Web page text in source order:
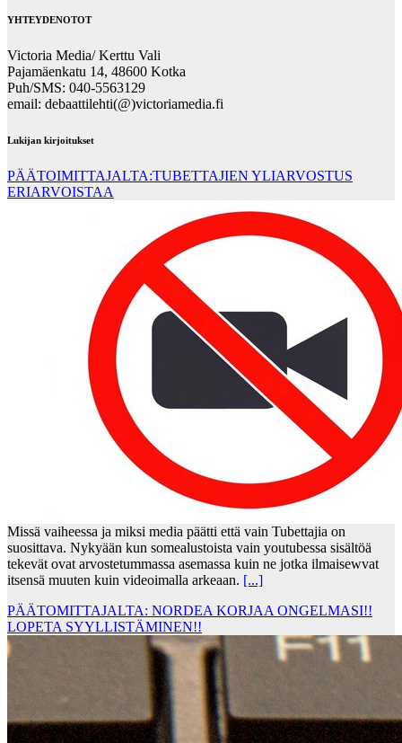
YHTEYDENOTOT
Victoria Media/ Kerttu Vali
Pajamäenkatu 14, 48600 Kotka
Puh/SMS: 040-5563129
email: debaattilehti(@)victoriamedia.fi
Lukijan kirjoitukset
PÄÄTOIMITTAJALTA:TUBETTAJIEN YLIARVOSTUS
ERIARVOISTAA
Missä vaiheessa ja miksi media päätti että vain Tubettajia on
suosittava. Nykyään kun somealustoista vain youtubessa sisältöä
tekevät ovat arvostetummassa asemassa kuin ne jotka ilmaisewvat
itsensä muuten kuin videoimalla arkeaan. [...]
PÄÄTOMITTAJALTA: NORDEA KORJAA ONGELMASI!!
LOPETA SYYLLISTÄMINEN!!